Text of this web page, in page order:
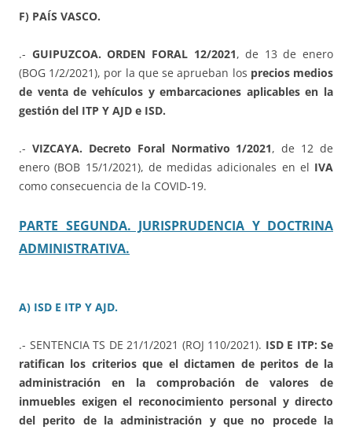
F) PAÍS VASCO.
.- GUIPUZCOA. ORDEN FORAL 12/2021, de 13 de enero
(BOG 1/2/2021), por la que se aprueban los precios medios
de venta de vehículos y embarcaciones aplicables en la
gestión del ITP Y AJD e ISD.
.- VIZCAYA. Decreto Foral Normativo 1/2021, de 12 de
enero (BOB 15/1/2021), de medidas adicionales en el IVA
como consecuencia de la COVID-19.
PARTE SEGUNDA. JURISPRUDENCIA Y DOCTRINA
ADMINISTRATIVA.
A) ISD E ITP Y AJD.
.- SENTENCIA TS DE 21/1/2021 (ROJ 110/2021). ISD E ITP: Se
ratifican los criterios que el dictamen de peritos de la
administración en la comprobación de valores de
inmuebles exigen el reconocimiento personal y directo
del perito de la administración y que no procede la